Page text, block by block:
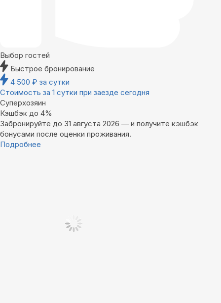
Выбор гостей
Быстрое бронирование
4 500 ₽ за сутки
Стоимость за 1 сутки при заезде сегодня
Суперхозяин
Кэшбэк до 4%
Забронируйте до 31 августа 2026 — и получите кэшбэк
бонусами после оценки проживания.
Подробнее